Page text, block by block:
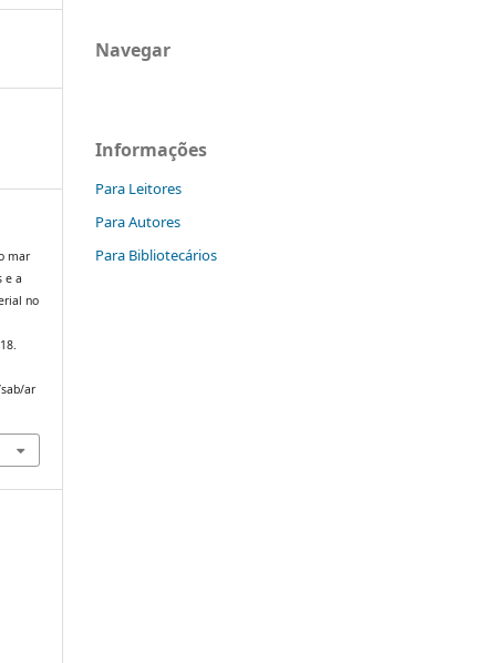
mar
e a
no
ar
Navegar
Informações
Para Leitores
Para Autores
Para Bibliotecários